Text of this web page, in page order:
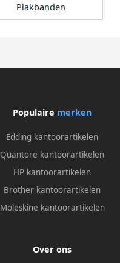
Plakbanden
Populaire merken
Edding kantoorartikelen
Quantore kantoorartikelen
HP kantoorartikelen
Brother kantoorartikelen
Moleskine kantoorartikelen
Over ons